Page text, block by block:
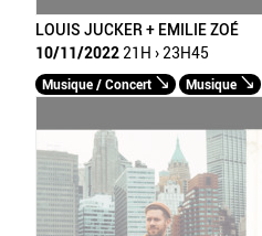
LOUIS JUCKER + EMILIE ZOÉ
10/11/2022 21H › 23H45
Musique / Concert Musique